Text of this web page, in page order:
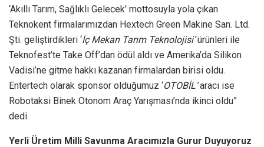
‘Akıllı Tarım, Sağlıklı Gelecek’ mottosuyla yola çıkan
Teknokent firmalarımızdan Hextech Green Makine San. Ltd.
Şti. geliştirdikleri ‘İç Mekan Tarım Teknolojisi’ürünleri ile
Teknofest’te Take Off’dan ödül aldı ve Amerika’da Silikon
Vadisi’ne gitme hakkı kazanan firmalardan birisi oldu.
Entertech olarak sponsor olduğumuz ‘OTOBİL’aracı ise
Robotaksi Binek Otonom Araç Yarışması’nda ikinci oldu”
dedi.
Yerli Üretim Milli Savunma Aracımızla Gurur Duyuyoruz